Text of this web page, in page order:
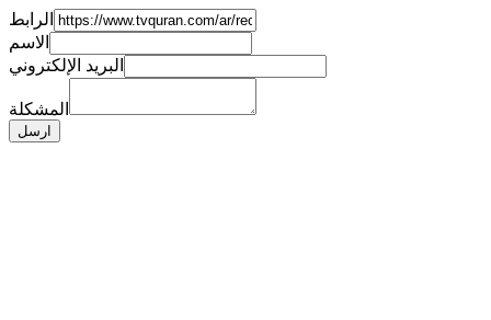
الرابط
الاسم
البريد الإلكتروني
المشكلة
ارسل